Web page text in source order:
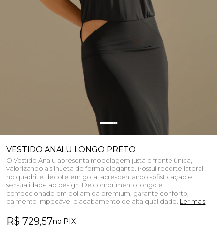
VESTIDO ANALU LONGO PRETO
O Vestido Analu apresenta modelagem justa e frente única,
valorizando a silhueta de forma elegante. Possui recorte lateral
no quadril e decote em gota, acrescentando sofisticação e
sensualidade ao design. De comprimento longo e
confeccionado em poliamida premium, garante conforto,
caimento impecável e acabamento de alta qualidade. Ler mais
R$ 729,57no PIX